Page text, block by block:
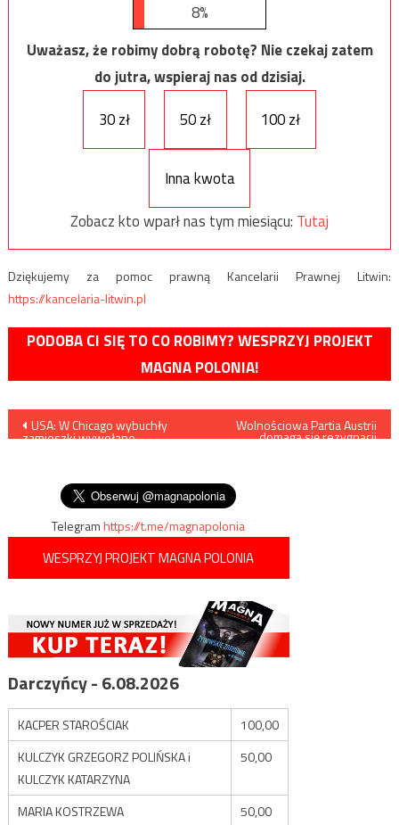
8%
Uważasz, że robimy dobrą robotę? Nie czekaj zatem
do jutra, wspieraj nas od dzisiaj.
30 zł
50 zł 100 zł
Inna kwota
Zobacz kto wparł nas tym miesiącu: Tutaj
Dziękujemy za pomoc prawną Kancelarii Prawnej Litwin:
https://kancelaria-litwin.pl
PODOBA CI SIĘ TO CO ROBIMY? WESPRZYJ PROJEKT
MAGNA POLONIA!
Nawigacja
USA: W Chicago wybuchły
zamieszki wywołane
Wolnościowa Partia Austrii
domaga się rezygnacji
Telegramhttps://t.me/magnapolonia
WESPRZYJ PROJEKT MAGNA POLONIA
Darczyńcy - 6.08.2026
KACPER STAROŚCIAK
100,00
KULCZYK GRZEGORZ POLIŃSKA i
KULCZYK KATARZYNA
50,00
MARIA KOSTRZEWA 50,00